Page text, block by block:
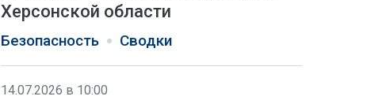
Херсонской области
Безопасность Сводки
14.07.2026 в 10:00